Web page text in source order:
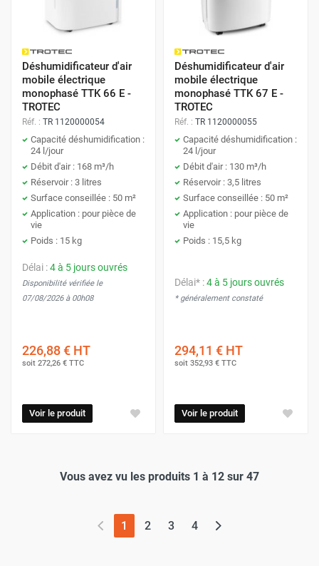
Déshumidificateur d'air
mobile électrique
monophasé TTK 66 E -
TROTEC
Réf. : TR 1120000054
Capacité déshumidification :
24 l/jour
Débit d'air : 168 m³/h
Réservoir : 3 litres
Surface conseillée : 50 m²
Application : pour pièce de
vie
Poids : 15 kg
Délai :4 à 5 jours ouvrés
Disponibilité vérifiée le
07/08/2026 à 00h08
226,88 € HT
soit 272,26 € TTC
Voir le produit
Déshumidificateur d'air
mobile électrique
monophasé TTK 67 E -
TROTEC
Réf. : TR 1120000055
Capacité déshumidification :
24 l/jour
Débit d'air : 130 m³/h
Réservoir : 3,5 litres
Surface conseillée : 50 m²
Application : pour pièce de
vie
Poids : 15,5 kg
Délai* :4 à 5 jours ouvrés
* généralement constaté
294,11 € HT
soit 352,93 € TTC
Voir le produit
Vous avez vu les produits 1 à 12 sur 47
1 (page actuelle)
2 3 4